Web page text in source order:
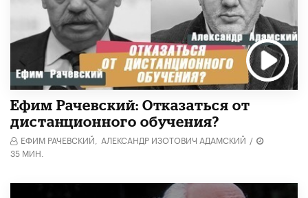
Ефим Рачевский: Отказаться от
дистанционного обучения?
ЕФИМ РАЧЕВСКИЙ, АЛЕКСАНДР ИЗОТОВИЧ АДАМСКИЙ /
35 МИН.